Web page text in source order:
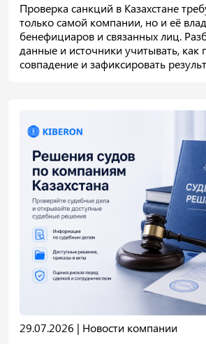
Проверка санкций в Казахстане
только самой компании, но и её
бенефициаров и связанных лиц.
данные и источники учитывать, как
совпадение и зафиксировать
29.07.2026 | Новости компании